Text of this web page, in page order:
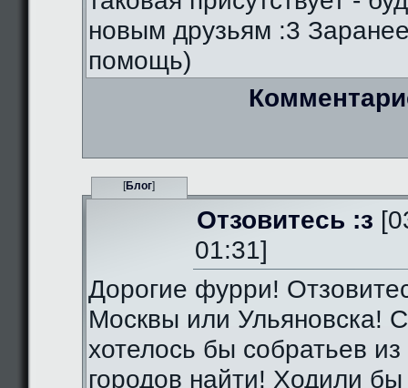
новым друзьям :3
помощь)
[Блог]
Отзовитесь :з
01:31]
Дорогие фурри!
Москвы или Ульяновска!
хотелось бы собратьев из
городов найти! Ходили бы